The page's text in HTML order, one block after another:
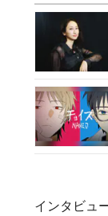
インタビュ